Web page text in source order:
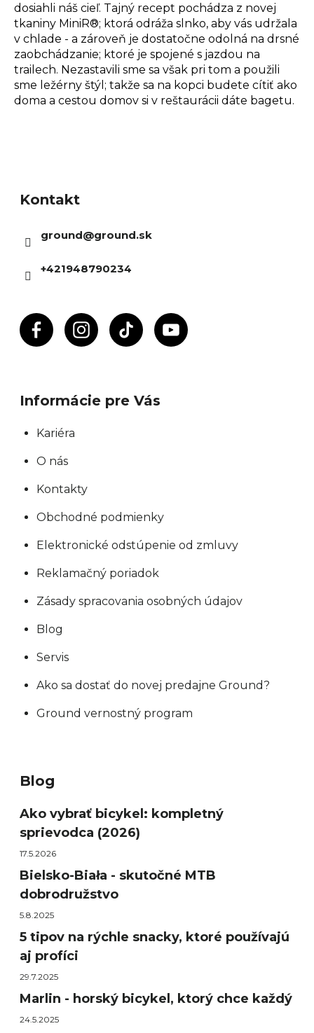
dosiahli náš cieľ. Tajný recept pochádza z novej
tkaniny MiniR®; ktorá odráža slnko, aby vás udržala
v chlade - a zároveň je dostatočne odolná na drsné
zaobchádzanie; ktoré je spojené s jazdou na
trailech. Nezastavili sme sa však pri tom a použili
sme ležérny štýl; takže sa na kopci budete cítiť ako
doma a cestou domov si v reštaurácii dáte bagetu.
Kontakt
ground@ground.sk
+421948790234
Informácie pre Vás
Kariéra
O nás
Kontakty
Obchodné podmienky
Elektronické odstúpenie od zmluvy
Reklamačný poriadok
Zásady spracovania osobných údajov
Blog
Servis
Ako sa dostať do novej predajne Ground?
Ground vernostný program
Blog
Ako vybrať bicykel: kompletný
sprievodca (2026)
17.5.2026
Bielsko-Biała - skutočné MTB
dobrodružstvo
5.8.2025
5 tipov na rýchle snacky, ktoré používajú
aj profíci
29.7.2025
Marlin - horský bicykel, ktorý chce každý
24.5.2025